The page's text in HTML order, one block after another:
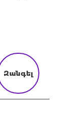
Զանգել